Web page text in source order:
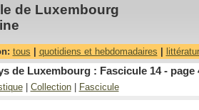
de Luxembourg
tous quotidiens et hebdomadaires
de Luxembourg : Fascicule 14 - page
| Collection| Fascicule